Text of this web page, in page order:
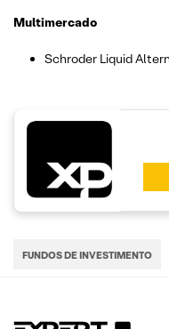
Multimercado
Schroder Liquid
FUNDOS DE INVESTIMENTO